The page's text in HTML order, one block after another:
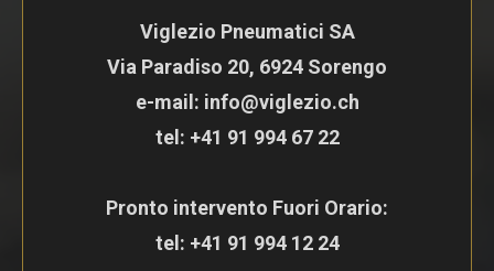
Viglezio Pneumatici SA
Via Paradiso 20, 6924 Sorengo
e-mail: info@viglezio.ch
tel: +41 91 994 67 22
Pronto intervento Fuori Orario:
tel: +41 91 994 12 24